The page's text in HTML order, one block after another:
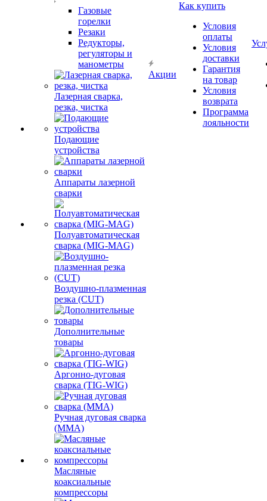
Газовые
горелки
Резаки
Редукторы,
регуляторы и
манометры
Лазерная сварка,
резка, чистка
Подающие
устройства
Аппараты лазерной
сварки
Полуавтоматическая
сварка (MIG-MAG)
Воздушно-плазменная
резка (CUT)
Дополнительные
товары
Аргонно-дуговая
сварка (TIG-WIG)
Ручная дуговая сварка
(MMA)
Масляные
коаксиальные
компрессоры
Акции
Как купить
Условия
оплаты
Условия
доставки
Гарантия
на товар
Условия
возврата
Программа
лояльности